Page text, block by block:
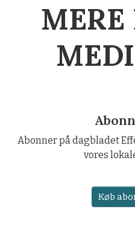
Abonner på dagbladet
vores
Køb